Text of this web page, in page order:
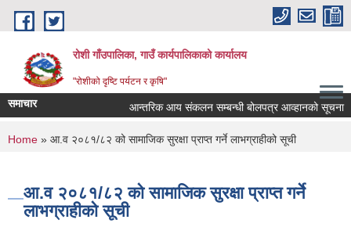
Skip to main content
रोशी गाँउपालिका, गाउँ कार्यपालिकाको कार्यालय
"रोशीको दृष्टि पर्यटन र कृषि"
समाचार आन्तरिक आय संकलन सम्बन्धी बोलपत्र आव्हानको सूचना
You are here
Home » आ.व २०८१/८२ को सामाजिक सुरक्षा प्राप्त गर्ने लाभग्राहीको सूची
आ.व २०८१/८२ को सामाजिक सुरक्षा प्राप्त गर्ने
लाभग्राहीको सूची